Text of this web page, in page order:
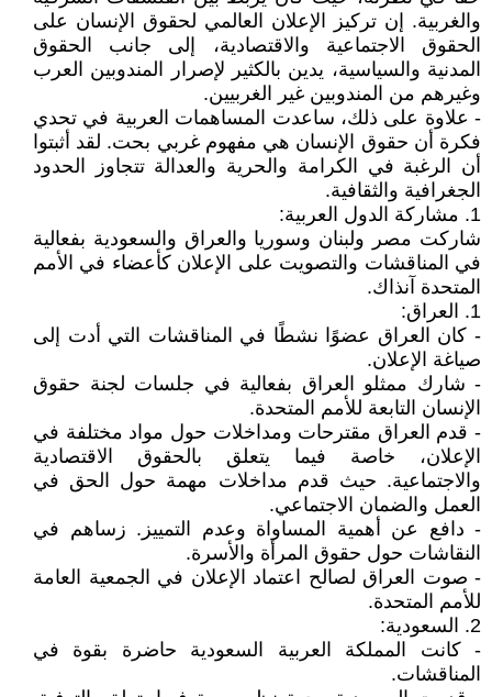
والغربية. إن تركيز الإعلان العالمي لحقوق الإنسان على
الحقوق الاجتماعية والاقتصادية، إلى جانب الحقوق
المدنية والسياسية، يدين بالكثير لإصرار المندوبين العرب
وغيرهم من المندوبين غير الغربيين.
- علاوة على ذلك، ساعدت المساهمات العربية في تحدي
فكرة أن حقوق الإنسان هي مفهوم غربي بحت. لقد أثبتوا
أن الرغبة في الكرامة والحرية والعدالة تتجاوز الحدود
الجغرافية والثقافية.
1. مشاركة الدول العربية:
شاركت مصر ولبنان وسوريا والعراق والسعودية بفعالية
في المناقشات والتصويت على الإعلان كأعضاء في الأمم
المتحدة آنذاك.
1. العراق:
- كان العراق عضوًا نشطًا في المناقشات التي أدت إلى
صياغة الإعلان.
- شارك ممثلو العراق بفعالية في جلسات لجنة حقوق
الإنسان التابعة للأمم المتحدة.
- قدم العراق مقترحات ومداخلات حول مواد مختلفة في
الإعلان، خاصة فيما يتعلق بالحقوق الاقتصادية
والاجتماعية. حيث قدم مداخلات مهمة حول الحق في
العمل والضمان الاجتماعي.
- دافع عن أهمية المساواة وعدم التمييز. زساهم في
النقاشات حول حقوق المرأة والأسرة.
- صوت العراق لصالح اعتماد الإعلان في الجمعية العامة
للأمم المتحدة.
2. السعودية:
- كانت المملكة العربية السعودية حاضرة بقوة في
المناقشات.